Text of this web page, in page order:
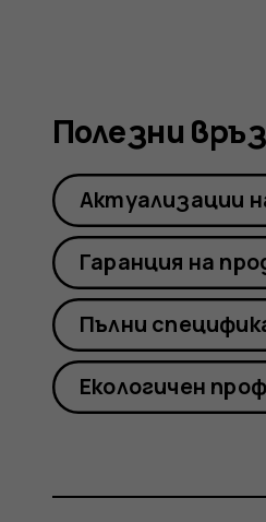
8
Полезни
Актуализации
Гаранция на
Пълни
Екологичен